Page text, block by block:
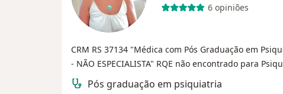
6 opiniões
CRM RS 37134 "Médica com Pós Graduação em
- NÃO ESPECIALISTA" RQE não encontrado para
Pós graduação em psiquiatria